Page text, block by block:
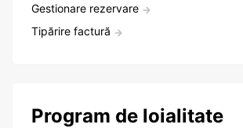
Gestionare rezervare
Tipărire factură
Program de loialitate